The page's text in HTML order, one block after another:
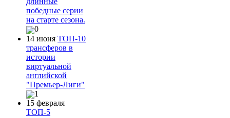
победные серии
на старте сезона.
0
14 июня ТОП-10
трансферов в
истории
виртуальной
английской
"Премьер-Лиги"
1
15 февраля
ТОП-5